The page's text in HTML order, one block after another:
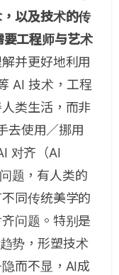
以及技术的传
工程师与艺术
并更好地利用
AI 技术，工程
类生活，而非
去使用／挪用
对齐（AI
题，有人类的
同传统美学的
问题。特别是
势，形塑技术
而不显，AI成